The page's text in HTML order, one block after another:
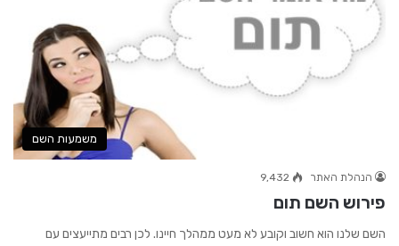
משמעות השם
הנהלת האתר 9,432
פירוש השם תום
השם שלנו הוא חשוב וקובע לא מעט ממהלך חיינו. לכן רבים מתייעצים עם